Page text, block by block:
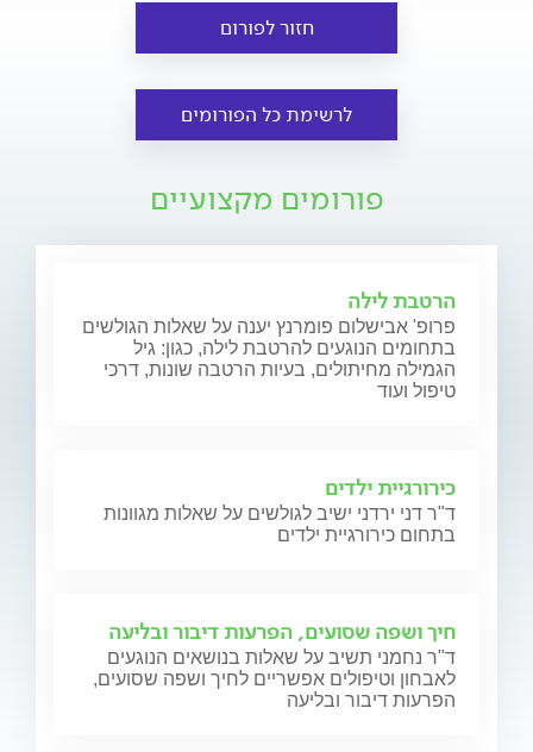
חזור לפורום
לרשימת כל הפורומים
פורומים מקצועיים
הרטבת לילה
פרופ' אבישלום פומרנץ יענה על שאלות הגולשים
בתחומים הנוגעים להרטבת לילה, כגון: גיל
הגמילה מחיתולים, בעיות הרטבה שונות, דרכי
טיפול ועוד
כירורגיית ילדים
ד"ר דני ירדני ישיב לגולשים על שאלות מגוונות
בתחום כירורגיית ילדים
חיך ושפה שסועים, הפרעות דיבור ובליעה
ד"ר נחמני תשיב על שאלות בנושאים הנוגעים
לאבחון וטיפולים אפשריים לחיך ושפה שסועים,
הפרעות דיבור ובליעה